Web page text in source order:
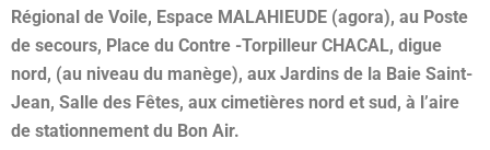
Régional de Voile, Espace MALAHIEUDE (agora), au Poste
de secours, Place du Contre -Torpilleur CHACAL, digue
nord, (au niveau du manège), aux Jardins de la Baie Saint-
Jean, Salle des Fêtes, aux cimetières nord et sud, à l’aire
de stationnement du Bon Air.